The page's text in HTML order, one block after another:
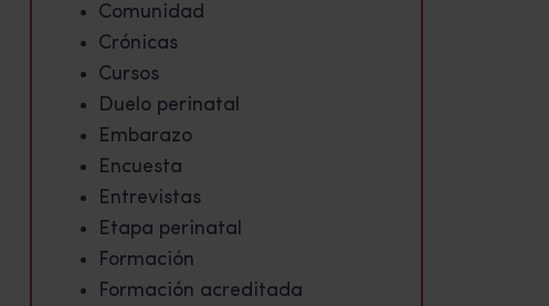
Comunidad
Crónicas
Cursos
Duelo perinatal
Embarazo
Encuesta
Entrevistas
Etapa perinatal
Formación
Formación acreditada